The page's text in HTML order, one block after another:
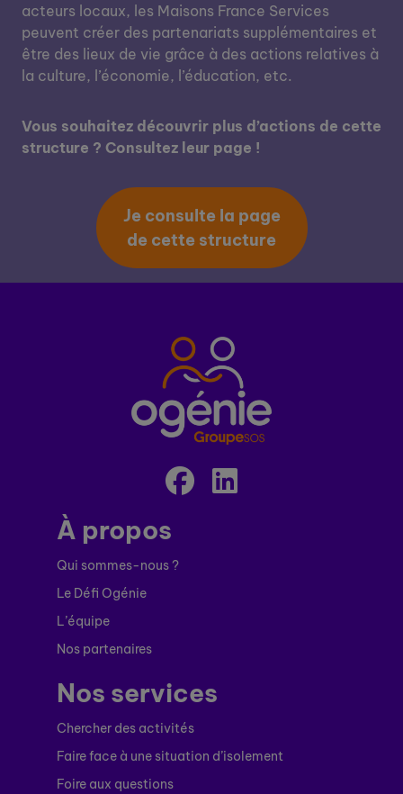
acteurs locaux, les Maisons France Services
peuvent créer des partenariats supplémentaires et
être des lieux de vie grâce à des actions relatives à
la culture, l’économie, l’éducation, etc.
Vous souhaitez découvrir plus d’actions de cette
structure ? Consultez leur page !
Je consulte la page
de cette structure
À propos
Qui sommes-nous ?
Le Défi Ogénie
L’équipe
Nos partenaires
Nos services
Chercher des activités
Faire face à une situation d’isolement
Foire aux questions